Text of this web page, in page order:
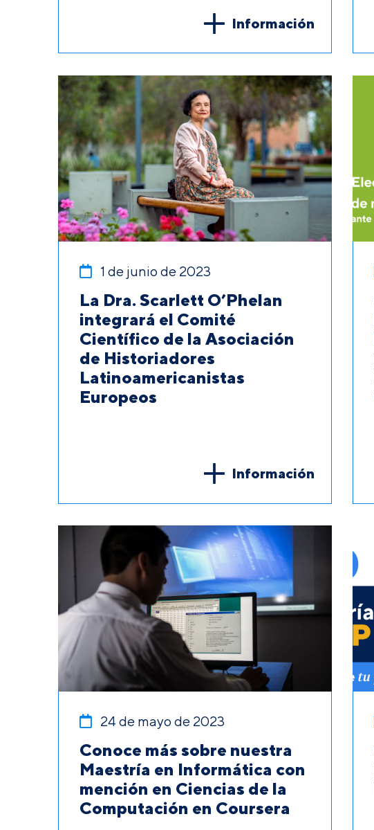
Información
1 de junio de 2023
La Dra. Scarlett O’Phelan
integrará el Comité
Científico de la Asociación
de Historiadores
Latinoamericanistas
Europeos
Información
24 de mayo de 2023
Conoce más sobre nuestra
Maestría en Informática con
mención en Ciencias de la
Computación en Coursera